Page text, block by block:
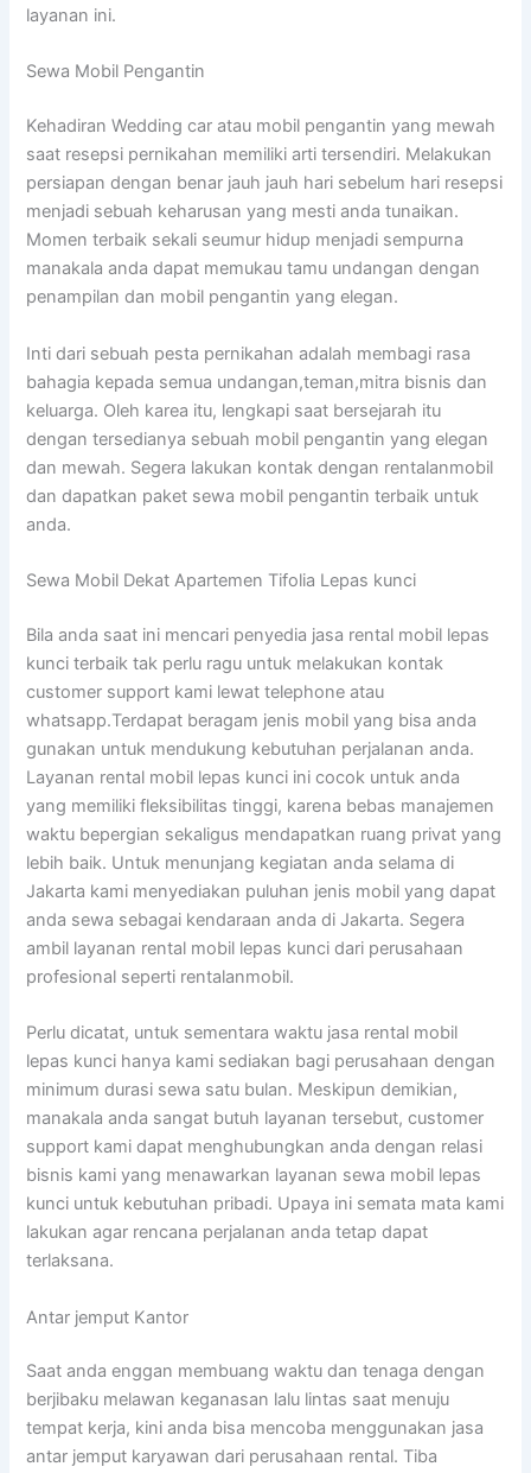
layanan ini.
Sewa Mobil Pengantin
Kehadiran Wedding car atau mobil pengantin yang mewah
saat resepsi pernikahan memiliki arti tersendiri. Melakukan
persiapan dengan benar jauh jauh hari sebelum hari resepsi
menjadi sebuah keharusan yang mesti anda tunaikan.
Momen terbaik sekali seumur hidup menjadi sempurna
manakala anda dapat memukau tamu undangan dengan
penampilan dan mobil pengantin yang elegan.
Inti dari sebuah pesta pernikahan adalah membagi rasa
bahagia kepada semua undangan,teman,mitra bisnis dan
keluarga. Oleh karea itu, lengkapi saat bersejarah itu
dengan tersedianya sebuah mobil pengantin yang elegan
dan mewah. Segera lakukan kontak dengan rentalanmobil
dan dapatkan paket sewa mobil pengantin terbaik untuk
anda.
Sewa Mobil Dekat Apartemen Tifolia Lepas kunci
Bila anda saat ini mencari penyedia jasa rental mobil lepas
kunci terbaik tak perlu ragu untuk melakukan kontak
customer support kami lewat telephone atau
whatsapp.Terdapat beragam jenis mobil yang bisa anda
gunakan untuk mendukung kebutuhan perjalanan anda.
Layanan rental mobil lepas kunci ini cocok untuk anda
yang memiliki fleksibilitas tinggi, karena bebas manajemen
waktu bepergian sekaligus mendapatkan ruang privat yang
lebih baik. Untuk menunjang kegiatan anda selama di
Jakarta kami menyediakan puluhan jenis mobil yang dapat
anda sewa sebagai kendaraan anda di Jakarta. Segera
ambil layanan rental mobil lepas kunci dari perusahaan
profesional seperti rentalanmobil.
Perlu dicatat, untuk sementara waktu jasa rental mobil
lepas kunci hanya kami sediakan bagi perusahaan dengan
minimum durasi sewa satu bulan. Meskipun demikian,
manakala anda sangat butuh layanan tersebut, customer
support kami dapat menghubungkan anda dengan relasi
bisnis kami yang menawarkan layanan sewa mobil lepas
kunci untuk kebutuhan pribadi. Upaya ini semata mata kami
lakukan agar rencana perjalanan anda tetap dapat
terlaksana.
Antar jemput Kantor
Saat anda enggan membuang waktu dan tenaga dengan
berjibaku melawan keganasan lalu lintas saat menuju
tempat kerja, kini anda bisa mencoba menggunakan jasa
antar jemput karyawan dari perusahaan rental. Tiba